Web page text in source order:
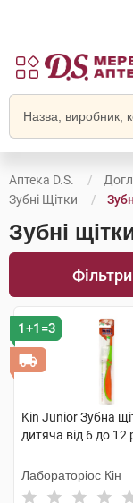
Аптека D.S.
Зубні Щітки
Зубні
Фільтри
1+1=3
Kin Junior Зубна
дитяча від 6 до 12
Лабораторіос Кін